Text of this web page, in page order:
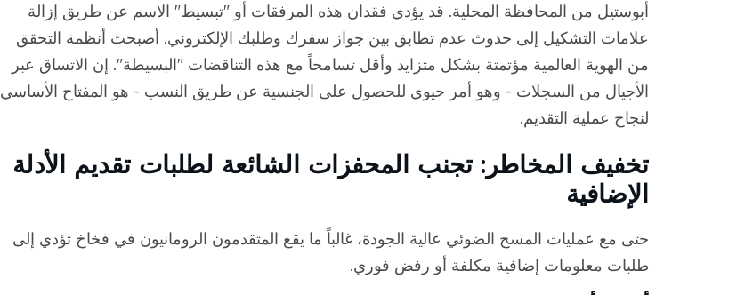
أبوستيل من المحافظة المحلية. قد يؤدي فقدان هذه المرفقات أو "تبسيط" الاسم عن طريق إزالة
علامات التشكيل إلى حدوث عدم تطابق بين جواز سفرك وطلبك الإلكتروني. أصبحت أنظمة التحقق
من الهوية العالمية مؤتمتة بشكل متزايد وأقل تسامحاً مع هذه التناقضات "البسيطة". إن الاتساق عبر
الأجيال من السجلات - وهو أمر حيوي للحصول على الجنسية عن طريق النسب - هو المفتاح الأساسي
لنجاح عملية التقديم.
تخفيف المخاطر: تجنب المحفزات الشائعة لطلبات تقديم الأدلة
الإضافية
حتى مع عمليات المسح الضوئي عالية الجودة، غالباً ما يقع المتقدمون الرومانيون في فخاخ تؤدي إلى
طلبات معلومات إضافية مكلفة أو رفض فوري.